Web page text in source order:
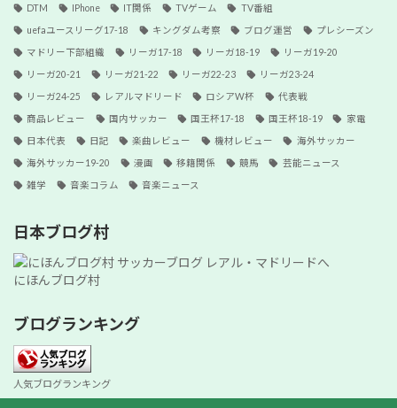
DTM IPhone IT関係 TVゲーム TV番組
uefaユースリーグ17-18 キングダム考察 ブログ運営 プレシーズン
マドリー下部組織 リーガ17-18 リーガ18-19 リーガ19-20
リーガ20-21 リーガ21-22 リーガ22-23 リーガ23-24
リーガ24-25 レアルマドリード ロシアW杯 代表戦
商品レビュー 国内サッカー 国王杯17-18 国王杯18-19 家電
日本代表 日記 楽曲レビュー 機材レビュー 海外サッカー
海外サッカー19-20 漫画 移籍関係 競馬 芸能ニュース
雑学 音楽コラム 音楽ニュース
日本ブログ村
にほんブログ村
ブログランキング
人気ブログランキング